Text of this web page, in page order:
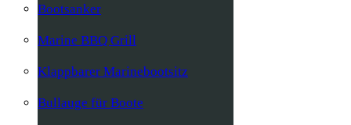
Bootsanker
Marine BBQ Grill
Klappbarer Marinebootsitz
Bullauge für Boote